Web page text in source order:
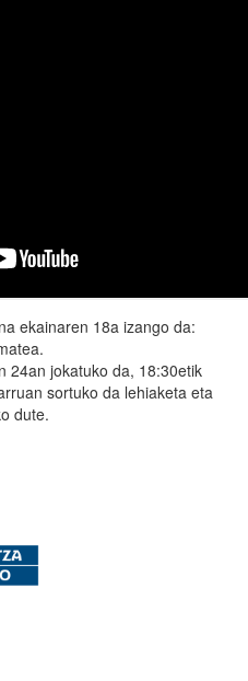
ekainaren 18a izango da:
24an jokatuko da, 18:30etik
sortuko da lehiaketa eta
dute.